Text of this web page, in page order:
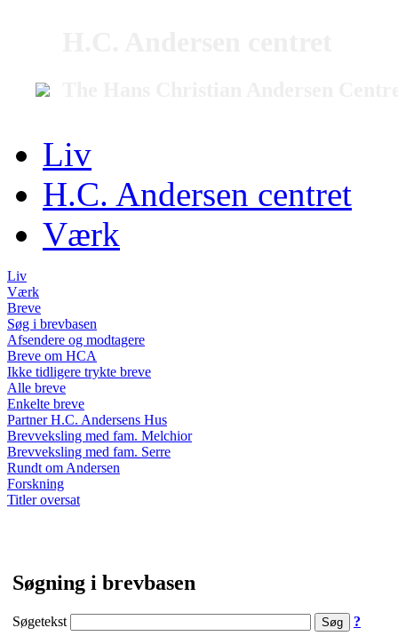
Liv
H.C. Andersen centret
Værk
Liv
Værk
Breve
Søg i brevbasen
Afsendere og modtagere
Breve om HCA
Ikke tidligere trykte breve
Alle breve
Enkelte breve
Partner H.C. Andersens Hus
Brevveksling med fam. Melchior
Brevveksling med fam. Serre
Rundt om Andersen
Forskning
Titler oversat
Søgning i brevbasen
Søgetekst ?